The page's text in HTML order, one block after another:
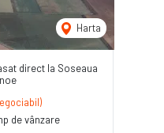
Harta
direct la Soseaua
de vânzare